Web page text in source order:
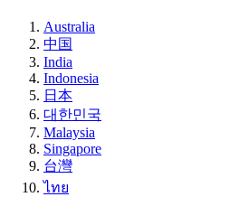
Australia
中国
India
Indonesia
日本
대한민국
Malaysia
Singapore
台灣
ไทย